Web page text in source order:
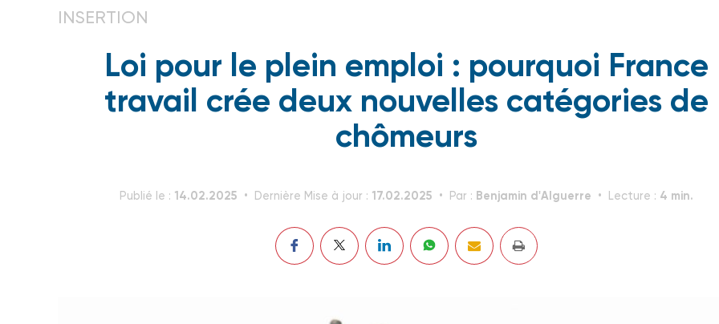
INSERTION
Loi pour le plein emploi : pourquoi France
travail crée deux nouvelles catégories de
chômeurs
Publié le : 14.02.2025 Dernière Mise à jour : 17.02.2025 Par : Benjamin d'Alguerre Lecture : 4 min.